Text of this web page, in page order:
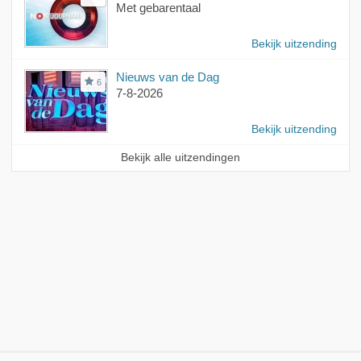
Met gebarentaal
Bekijk uitzending
6
Nieuws van de Dag
7-8-2026
Bekijk uitzending
Bekijk alle uitzendingen